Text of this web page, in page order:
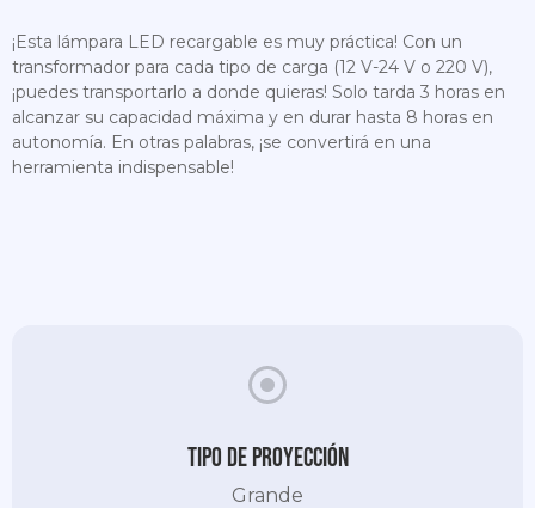
¡Esta lámpara LED recargable es muy práctica! Con un
transformador para cada tipo de carga (12 V-24 V o 220 V),
¡puedes transportarlo a donde quieras! Solo tarda 3 horas en
alcanzar su capacidad máxima y en durar hasta 8 horas en
autonomía. En otras palabras, ¡se convertirá en una
herramienta indispensable!
Tipo de proyección
Grande